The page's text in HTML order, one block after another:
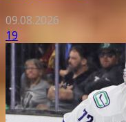
09.08.2026
19